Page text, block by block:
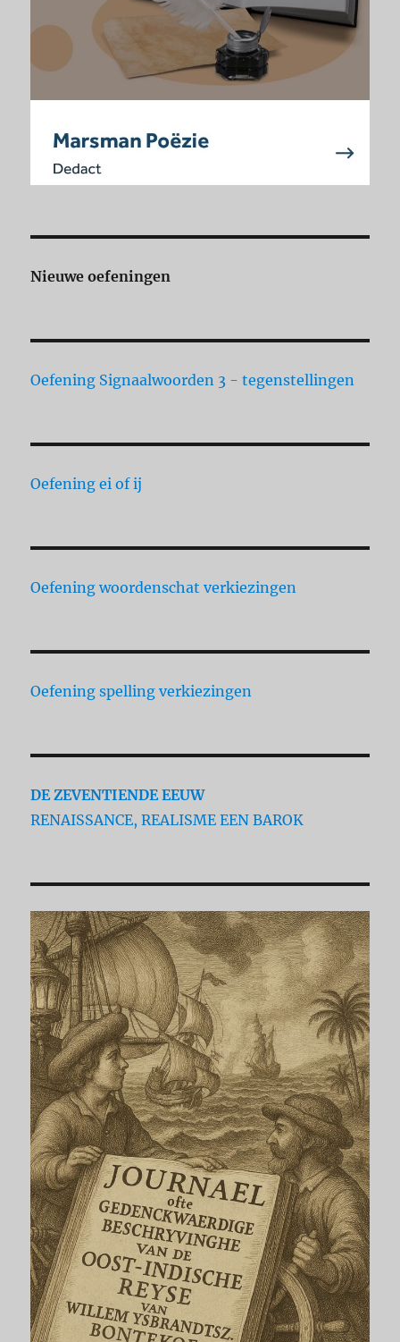
Nieuwe oefeningen
Oefening Signaalwoorden 3 - tegenstellingen
Oefening ei of ij
Oefening woordenschat verkiezingen
Oefening spelling verkiezingen
DE ZEVENTIENDE EEUW
RENAISSANCE, REALISME EEN BAROK